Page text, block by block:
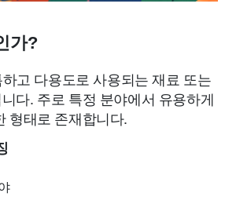
가?
고 다용도로 사용되는 재료 또는
다. 주로 특정 분야에서 유용하게
형태로 존재합니다.